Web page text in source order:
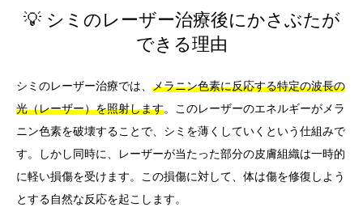
💡 シミのレーザー治療後にかさぶたが
できる理由
シミのレーザー治療では、 メラニン色素に反応する特定の波長の
光（レーザー）を照射します。このレーザーのエネルギーがメラ
ニン色素を破壊することで、シミを薄くしていくという仕組みで
す。しかし同時に、レーザーが当たった部分の皮膚組織は一時的
に軽い損傷を受けます。この損傷に対して、体は傷を修復しよう
とする自然な反応を起こします。